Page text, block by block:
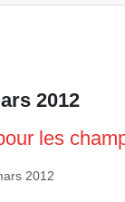
2012
les
2012